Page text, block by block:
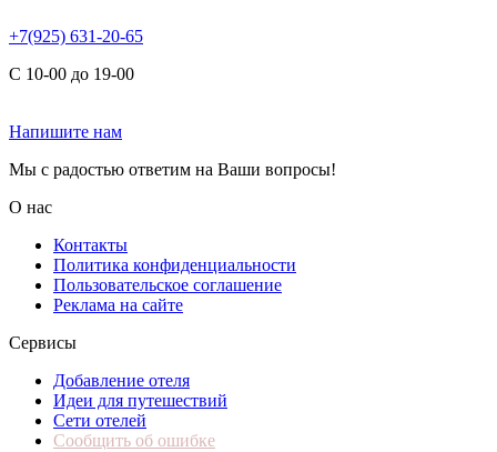
+7(925) 631-20-65
С 10-00 до 19-00
Напишите нам
Мы с радостью ответим на Ваши вопросы!
О нас
Контакты
Политика конфиденциальности
Пользовательское соглашение
Реклама на сайте
Сервисы
Добавление отеля
Идеи для путешествий
Сети отелей
Сообщить об ошибке